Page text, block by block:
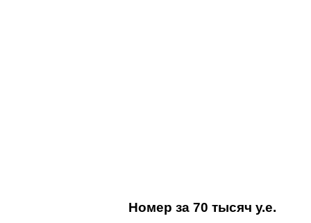
Номер за 70 тысяч у.е.